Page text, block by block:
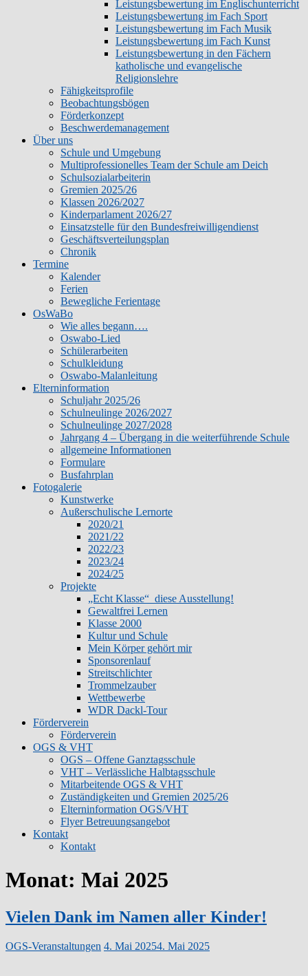
Leistungsbewertung im Englischunterricht
Leistungsbewertung im Fach Sport
Leistungsbewertung im Fach Musik
Leistungsbewertung im Fach Kunst
Leistungsbewertung in den Fächern
katholische und evangelische
Religionslehre
Fähigkeitsprofile
Beobachtungsbögen
Förderkonzept
Beschwerdemanagement
Über uns
Schule und Umgebung
Multiprofessionelles Team der Schule am Deich
Schulsozialarbeiterin
Gremien 2025/26
Klassen 2026/2027
Kinderparlament 2026/27
Einsatzstelle für den Bundesfreiwilligendienst
Geschäftsverteilungsplan
Chronik
Termine
Kalender
Ferien
Bewegliche Ferientage
OsWaBo
Wie alles begann….
Oswabo-Lied
Schülerarbeiten
Schulkleidung
Oswabo-Malanleitung
Elterninformation
Schuljahr 2025/26
Schulneulinge 2026/2027
Schulneulinge 2027/2028
Jahrgang 4 – Übergang in die weiterführende Schule
allgemeine Informationen
Formulare
Busfahrplan
Fotogalerie
Kunstwerke
Außerschulische Lernorte
2020/21
2021/22
2022/23
2023/24
2024/25
Projekte
„Echt Klasse“ diese Ausstellung!
Gewaltfrei Lernen
Klasse 2000
Kultur und Schule
Mein Körper gehört mir
Sponsorenlauf
Streitschlichter
Trommelzauber
Wettbewerbe
WDR Dackl-Tour
Förderverein
Förderverein
OGS & VHT
OGS – Offene Ganztagsschule
VHT – Verlässliche Halbtagsschule
Mitarbeitende OGS & VHT
Zuständigkeiten und Gremien 2025/26
Elterninformation OGS/VHT
Flyer Betreuungsangebot
Kontakt
Kontakt
Monat: Mai 2025
Vielen Dank im Namen aller Kinder!
OGS-Veranstaltungen 4. Mai 20254. Mai 2025